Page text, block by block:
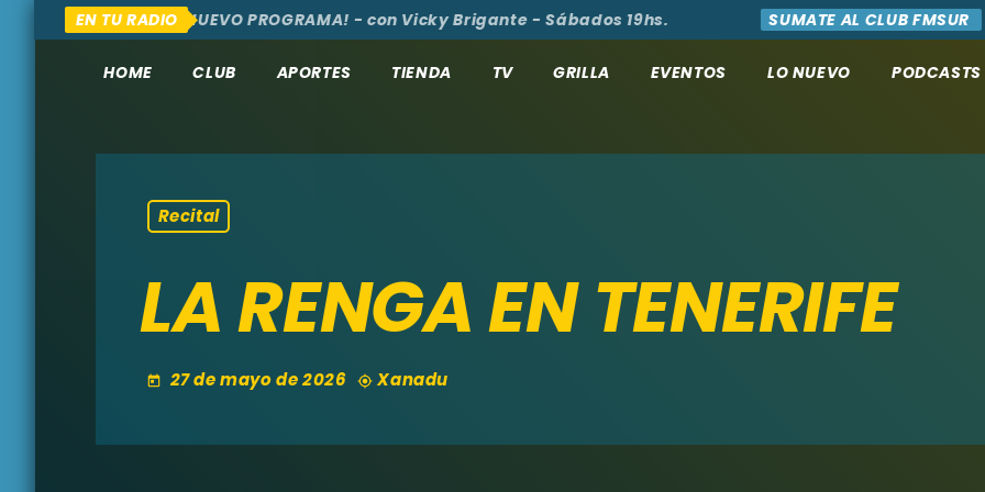
EN TU RADIO
Y ALLÁ ¡NUEVO PROGRAMA! - con Vicky Brigante - Sábados 19hs. SUMATE AL CLUB FMSUR
HOME CLUB APORTES TIENDA TV GRILLA EVENTOS LO NUEVO PODCASTS
Recital
LA RENGA EN TENERIFE
today 27 de mayo de 2026 my_location Xanadu